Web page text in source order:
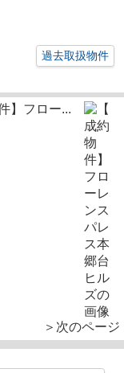
過去取扱物件
】フロー...
＞次のページ